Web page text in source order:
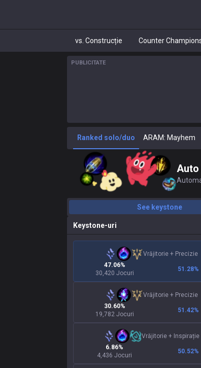
vs. Construcție Counter
PUBLICITATE
Ranked solo/duo ARAM: Mayhem
Auto
See keystone
Keystone-uri
Vrăjitorie + Precizie
47.06%
30,420 Jocuri
51.28%
Vrăjitorie + Precizie
30.60%
19,782 Jocuri
51.42%
Vrăjitorie + Inspirație
6.86%
4,436 Jocuri
50.52%